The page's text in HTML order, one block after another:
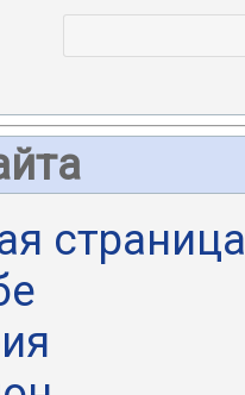
страница